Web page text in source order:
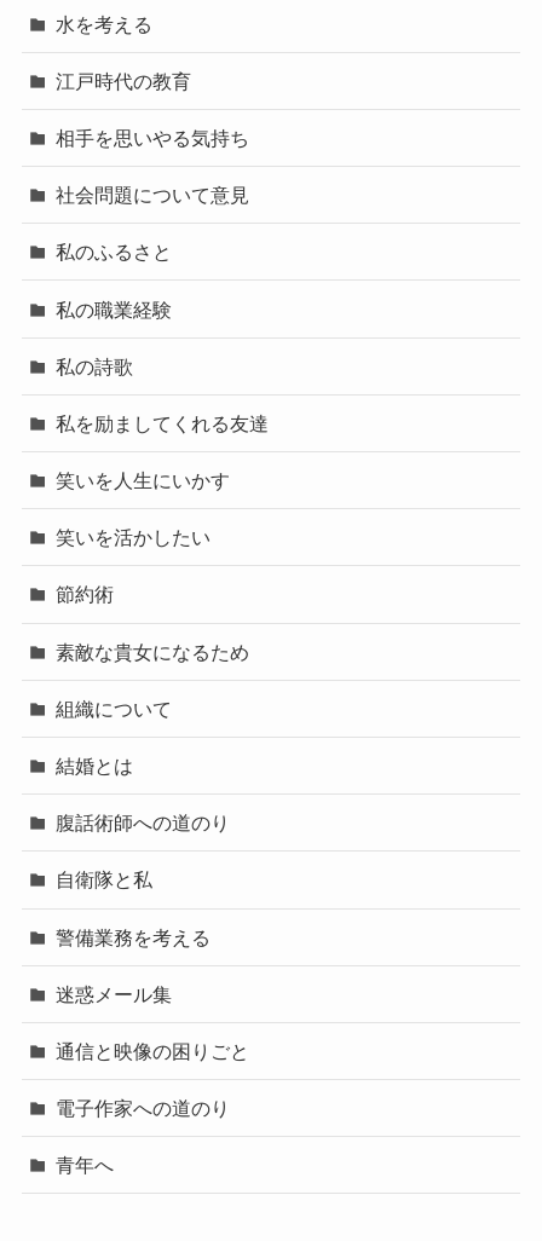
水を考える
江戸時代の教育
相手を思いやる気持ち
社会問題について意見
私のふるさと
私の職業経験
私の詩歌
私を励ましてくれる友達
笑いを人生にいかす
笑いを活かしたい
節約術
素敵な貴女になるため
組織について
結婚とは
腹話術師への道のり
自衛隊と私
警備業務を考える
迷惑メール集
通信と映像の困りごと
電子作家への道のり
青年へ